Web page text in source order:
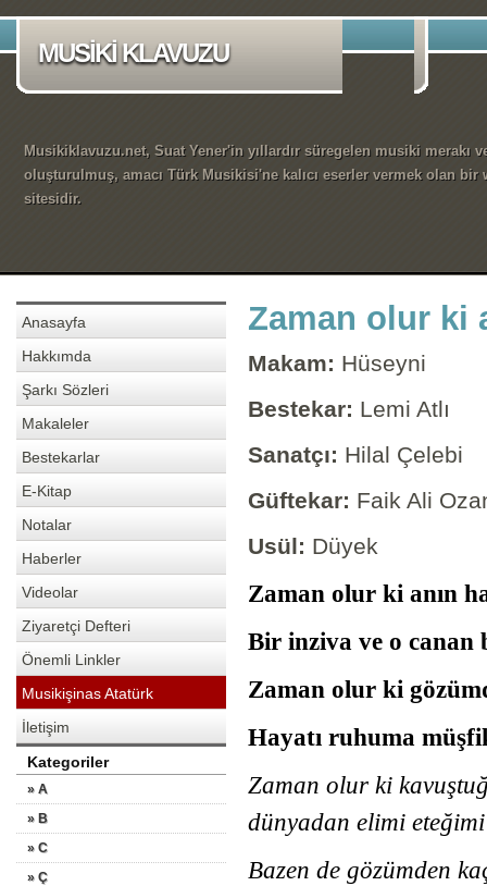
MUSİKİ KLAVUZU
Musikiklavuzu.net, Suat Yener'in yıllardır süregelen musiki merakı
oluşturulmuş, amacı Türk Musikisi'ne kalıcı eserler vermek olan bir
sitesidir.
Anasayfa
Hakkımda
Şarkı Sözleri
Makaleler
Bestekarlar
E-Kitap
Notalar
Haberler
Videolar
Ziyaretçi Defteri
Önemli Linkler
Musikişinas Atatürk
İletişim
Kategoriler
» A
» B
» C
» Ç
Zaman olur ki
Makam: Hüseyni
Bestekar: Lemi Atlı
Sanatçı: Hilal Çelebi
Güftekar: Faik Ali
Usül: Düyek
Zaman olur ki anın
Bir inziva ve o canan
Zaman olur ki
Hayatı ruhuma
Zaman olur ki
dünyadan elimi
Bazen de gözümden